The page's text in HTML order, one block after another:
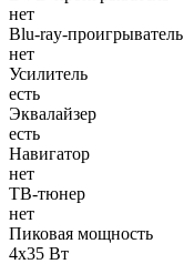
нет
Blu-ray-проигрыватель
нет
Усилитель
есть
Эквалайзер
есть
Навигатор
нет
ТВ-тюнер
нет
Пиковая мощность
4x35 Вт